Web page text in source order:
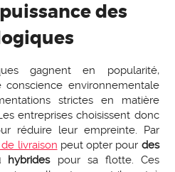
des
gagnent en popularité,
environnementale
strictes en matière
entreprises choisissent donc
réduire leur empreinte. Par
livraison peut opter pour des
hybridespour sa flotte. Ces